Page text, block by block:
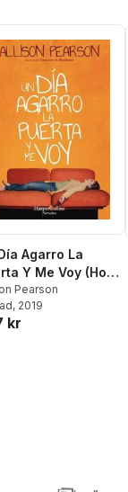
Agarro La
Y Me Voy (How
Can It Be?)
Pearson
, 2019
kr